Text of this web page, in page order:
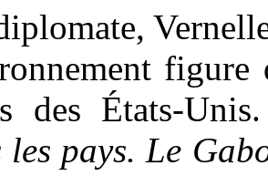
des États-
les pays. Le